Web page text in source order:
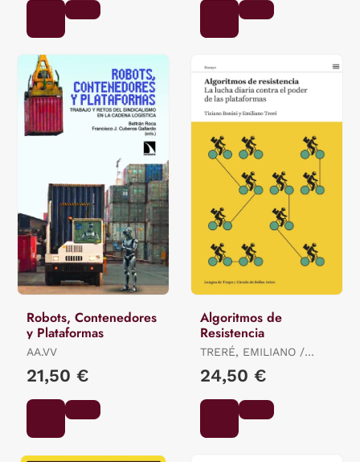
Robots, Contenedores
y Plataformas
AA.VV
21,50 €
Algoritmos de
Resistencia
TRERÉ, EMILIANO /
24,50 €